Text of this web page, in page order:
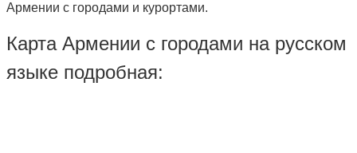
Армении с городами и курортами.
Карта Армении с городами на русском
языке подробная: